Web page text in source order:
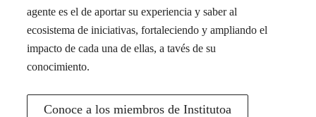
agente es el de aportar su experiencia y saber al
ecosistema de iniciativas, fortaleciendo y ampliando el
impacto de cada una de ellas, a tavés de su
conocimiento.
Conoce a los miembros de Institutoa